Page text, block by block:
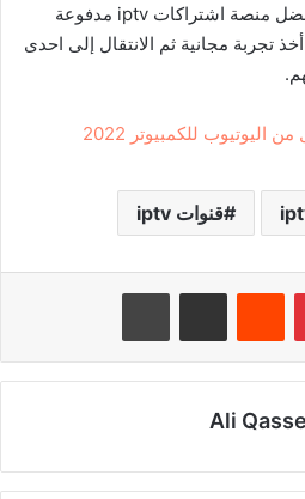
لذا لا تتردد في التواصل مع افضل منصة اشتراكات iptv مدفوعة
تجربة مجانية ثم الانتقال إلى احدى
للكمبيوتر 2022
قنوات iptv
بينتيريست
Ali